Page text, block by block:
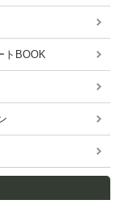
トBOOK